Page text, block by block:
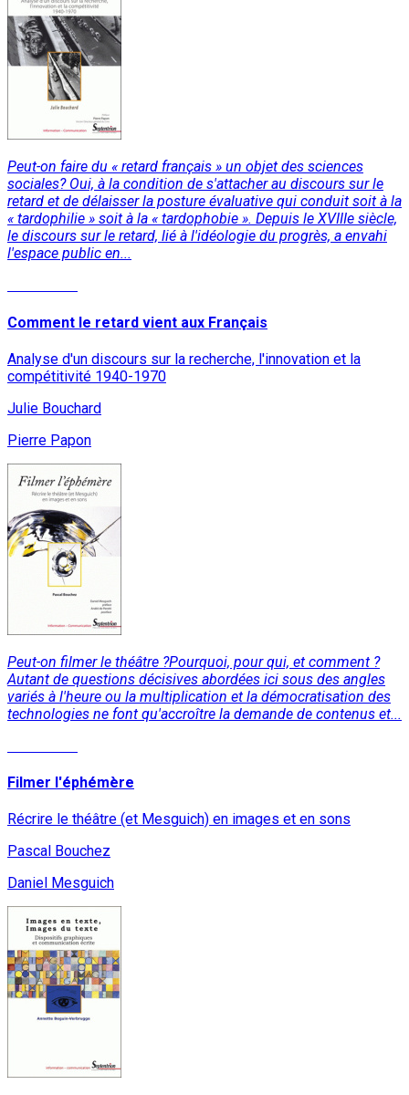
Peut-on faire du « retard français » un objet des sciences
sociales? Oui, à la condition de s'attacher au discours sur le
retard et de délaisser la posture évaluative qui conduit soit à la
« tardophilie » soit à la « tardophobie ». Depuis le XVIIIe siècle,
le discours sur le retard, lié à l'idéologie du progrès, a envahi
l'espace public en...
Comment le retard vient aux Français
Analyse d'un discours sur la recherche, l'innovation et la
compétitivité 1940-1970
Julie Bouchard
Pierre Papon
Peut-on filmer le théâtre ?Pourquoi, pour qui, et comment ?
Autant de questions décisives abordées ici sous des angles
variés à l'heure ou la multiplication et la démocratisation des
technologies ne font qu'accroître la demande de contenus et...
Filmer l'éphémère
Récrire le théâtre (et Mesguich) en images et en sons
Pascal Bouchez
Daniel Mesguich